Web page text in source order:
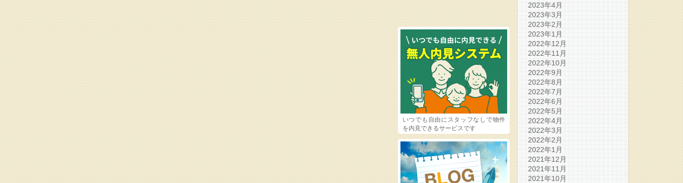
2023年4月
2023年3月
2023年2月
2023年1月
2022年12月
2022年11月
2022年10月
2022年9月
2022年8月
2022年7月
2022年6月
2022年5月
2022年4月
2022年3月
2022年2月
2022年1月
2021年12月
2021年11月
2021年10月
いつでも自由にスタッフなしで物件
を内見できるサービスです